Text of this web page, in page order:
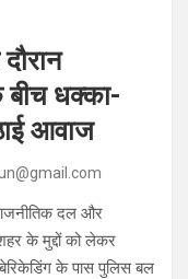
बीच धक्का-
आवाज
दल और
के मुद्दों को लेकर
के पास पुलिस बल